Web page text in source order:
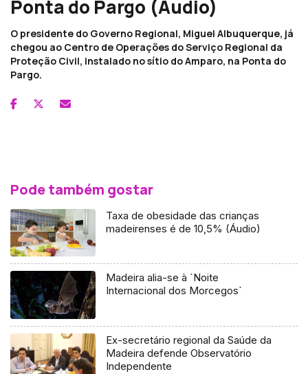
Ponta do Pargo (Áudio)
O presidente do Governo Regional, Miguel Albuquerque, já
chegou ao Centro de Operações do Serviço Regional da
Proteção Civil, instalado no sítio do Amparo, na Ponta do
Pargo.
Pode também gostar
Taxa de obesidade das crianças
madeirenses é de 10,5% (Áudio)
Madeira alia-se à `Noite
Internacional dos Morcegos`
Ex-secretário regional da Saúde da
Madeira defende Observatório
Independente